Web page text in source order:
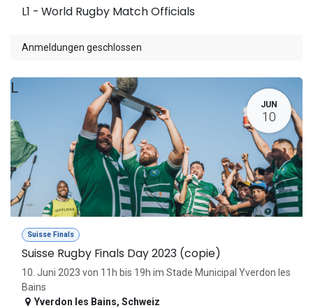
L1 - World Rugby Match Officials
Anmeldungen geschlossen
L
JUN
10
Suisse Finals
Suisse Rugby Finals Day 2023 (copie)
10. Juni 2023 von 11h bis 19h im Stade Municipal Yverdon les
Bains
Yverdon les Bains, Schweiz